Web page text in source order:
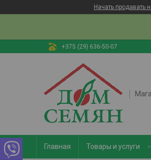
Начать продавать
+375 (29) 636-50-07
Главная Товары и услуги